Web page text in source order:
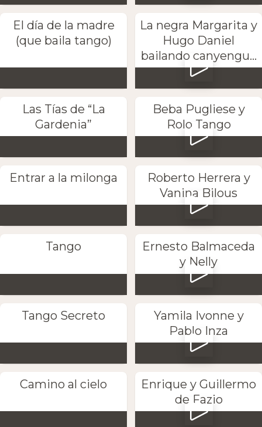
El día de la madre
(que baila tango)
La negra Margarita y
Hugo Daniel
bailando canyengu...
Las Tías de “La
Gardenia”
Beba Pugliese y
Rolo Tango
Entrar a la milonga
Roberto Herrera y
Vanina Bilous
Tango
Ernesto Balmaceda
y Nelly
Tango Secreto
Yamila Ivonne y
Pablo Inza
Camino al cielo
Enrique y Guillermo
de Fazio